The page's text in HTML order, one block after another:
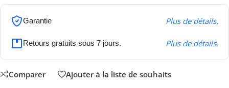
Garantie Plus de détails.
Retours gratuits sous 7 jours. Plus de détails.
Comparer Ajouter à la liste de souhaits